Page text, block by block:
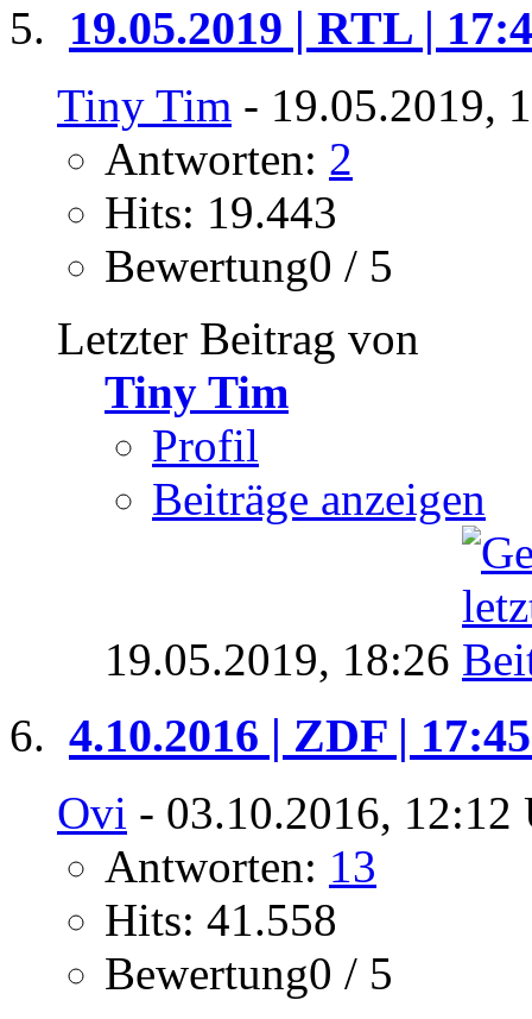
19.05.2019 | RTL |
Tiny Tim - 19.05.2019,
Antworten: 2
Hits: 19.443
Bewertung0 / 5
Letzter Beitrag von
Tiny Tim
Profil
Beiträge anzeigen
19.05.2019, 18:26
4.10.2016 | ZDF |
Ovi - 03.10.2016, 12:12
Antworten: 13
Hits: 41.558
Bewertung0 / 5